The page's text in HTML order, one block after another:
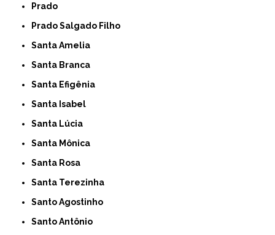
Prado
Prado Salgado Filho
Santa Amelia
Santa Branca
Santa Efigênia
Santa Isabel
Santa Lúcia
Santa Mônica
Santa Rosa
Santa Terezinha
Santo Agostinho
Santo Antônio